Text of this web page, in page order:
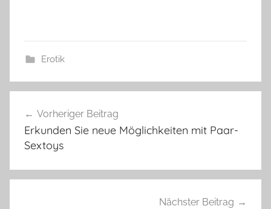
Erotik
Vorheriger Beitrag
Erkunden Sie neue Möglichkeiten mit Paar-
Sextoys
Nächster Beitrag